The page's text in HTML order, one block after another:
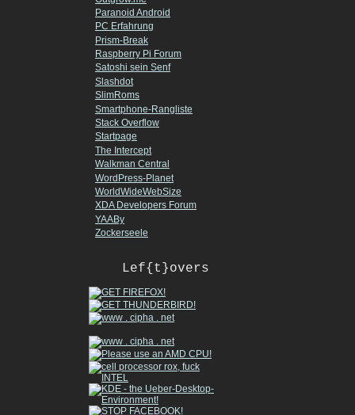
Paranoid Android
PC Erfahrung
Prism-Break
Raspberry Pi Forum
Satoshi sein Senf
Slashdot
SlimRoms
Smartphone-Rangliste
Stack Overflow
Startpage
The Intercept
Walkman Central
WordPress-Planet
WorldWideWebSize
XDA Developers Forum
YAABy
Zockerseele
Lef{t}overs